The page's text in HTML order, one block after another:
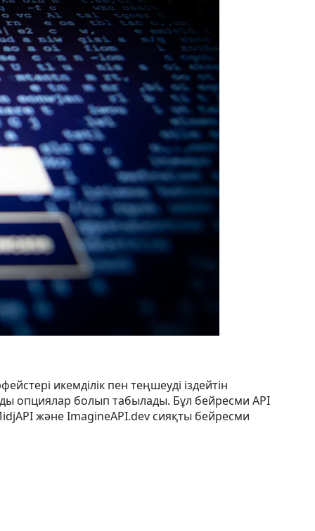
икемділік пен теңшеуді іздейтін
опциялар болып табылады. Бұл бейресми API
және ImagineAPI.dev сияқты бейресми